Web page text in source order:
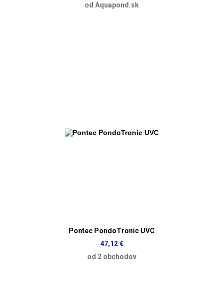
od Aquapond.sk
Pontec PondoTronic UVC
47,12 €
od 2 obchodov